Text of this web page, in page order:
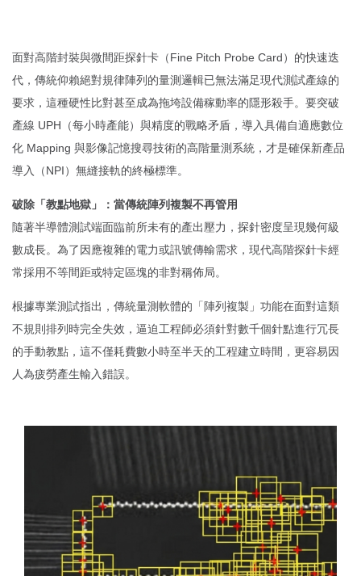
面對高階封裝與微間距探針卡（Fine Pitch Probe Card）的快速迭
代，傳統仰賴絕對規律陣列的量測邏輯已無法滿足現代測試產線的
要求，這種硬性比對甚至成為拖垮設備稼動率的隱形殺手。要突破
產線 UPH（每小時產能）與精度的戰略矛盾，導入具備自適應數位
化 Mapping 與影像記憶搜尋技術的高階量測系統，才是確保新產品
導入（NPI）無縫接軌的終極標準。
破除「教點地獄」：當傳統陣列複製不再管用
隨著半導體測試端面臨前所未有的產出壓力，探針密度呈現幾何級
數成長。為了因應複雜的電力或訊號傳輸需求，現代高階探針卡經
常採用不等間距或特定區塊的非對稱佈局。
根據專業測試指出，傳統量測軟體的「陣列複製」功能在面對這類
不規則排列時完全失效，逼迫工程師必須針對數千個針點進行冗長
的手動教點，這不僅耗費數小時至半天的工程建立時間，更容易因
人為疲勞產生輸入錯誤。